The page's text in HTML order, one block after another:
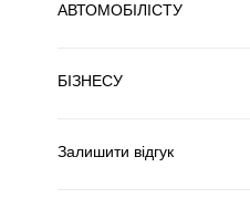
АВТОМОБІЛІСТУ
БІЗНЕСУ
Залишити відгук